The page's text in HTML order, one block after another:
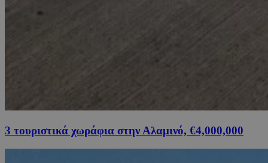
3 τουριστικά χωράφια στην Αλαμινό, €4,000,000